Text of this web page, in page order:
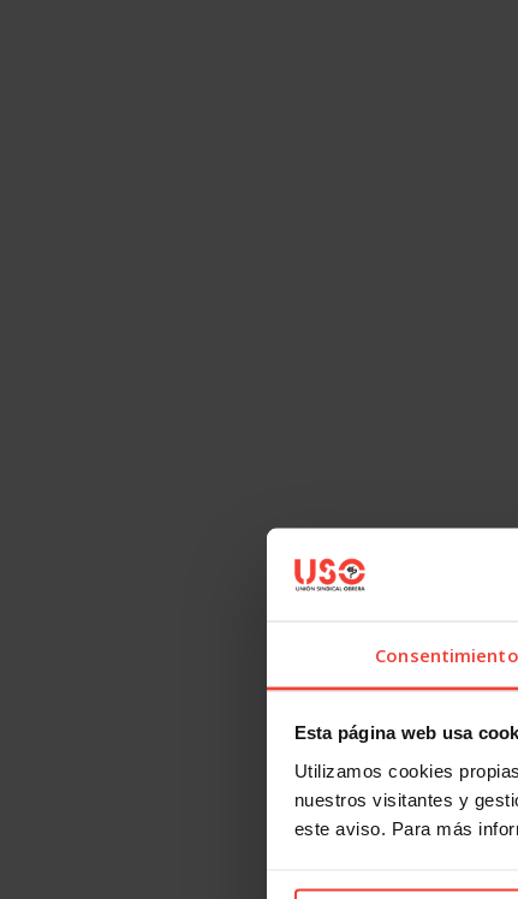
Consentimiento
Esta página web usa
Utilizamos cookies
nuestros visitantes y
este aviso. Para más